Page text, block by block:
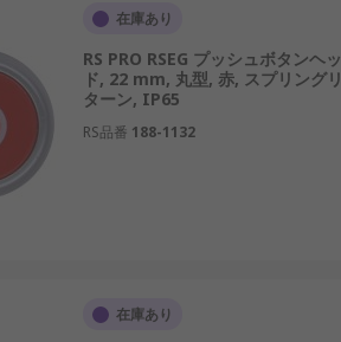
在庫あり
RS PRO RSEG プッシュボタンヘッ
ド, 22 mm, 丸型, 赤, スプリングリ
ターン, IP65
RS品番 188-1132
在庫あり